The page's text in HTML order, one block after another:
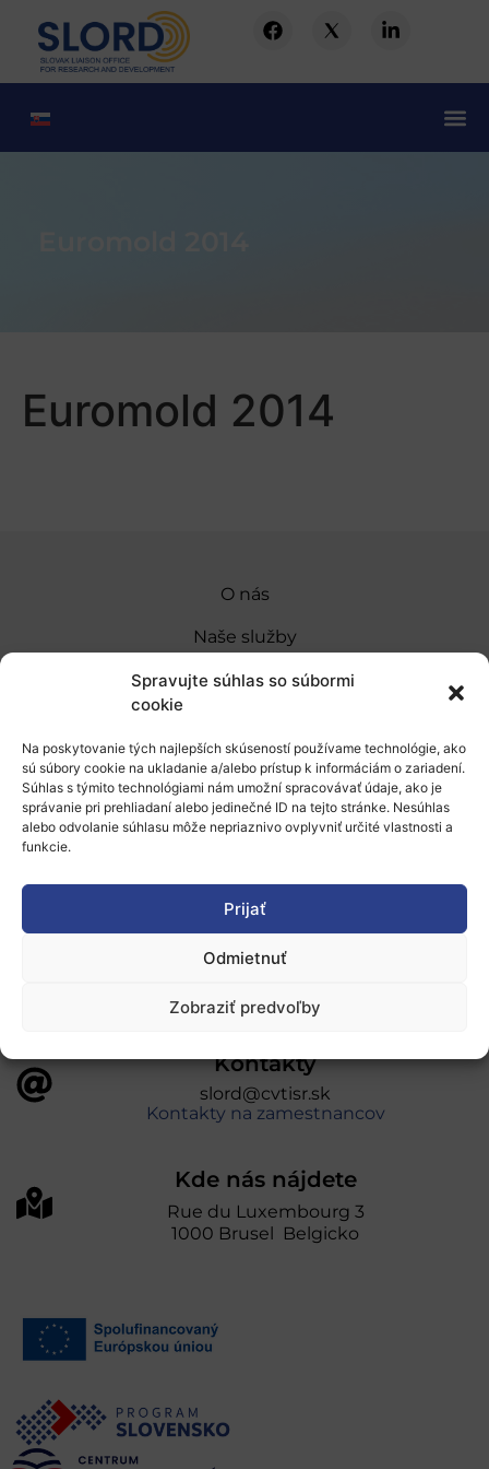
Spravujte súhlas so súbormi
cookie
Na poskytovanie tých najlepších skúseností používame technológie, ako
sú súbory cookie na ukladanie a/alebo prístup k informáciám o zariadení.
Súhlas s týmito technológiami nám umožní spracovávať údaje, ako je
správanie pri prehliadaní alebo jedinečné ID na tejto stránke. Nesúhlas
alebo odvolanie súhlasu môže nepriaznivo ovplyvniť určité vlastnosti a
funkcie.
Prijať
Odmietnuť
Zobraziť predvoľby
Euromold 2014
O nás
Naše služby
Financovanie a podpora
Novinky
Ochrana osobných údajov
úniou v rámci Programu Slovensko. Portál
prevádzkuje Centrum vedecko-technických
informácií SR“
Kontakty
slord@cvtisr.sk
Kontakty na zamestnancov
Kde nás nájdete
Rue du Luxembourg 3
1000 Brusel Belgicko